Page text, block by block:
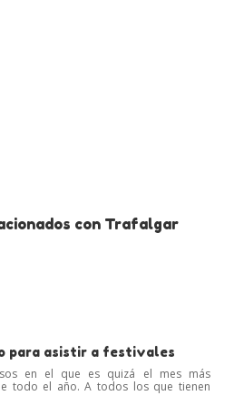
con Trafalgar
para asistir a festivales
en el que es quizá el mes más
todo el año. A todos los que tienen